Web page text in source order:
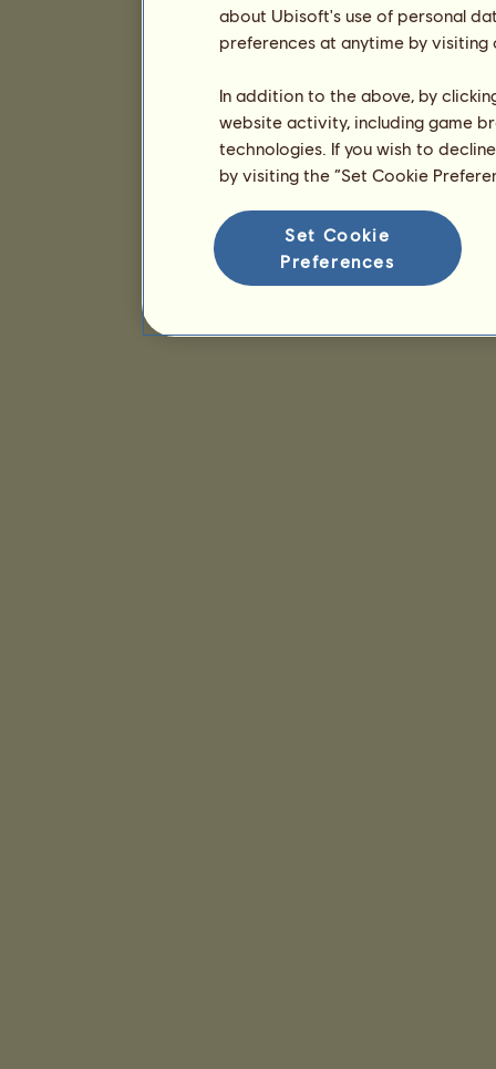
about Ubisoft's use of personal
preferences at anytime by
In addition to the above, by
website activity, including game
technologies. If you wish to
by visiting the “Set Cookie
Set Cookie
Preferences